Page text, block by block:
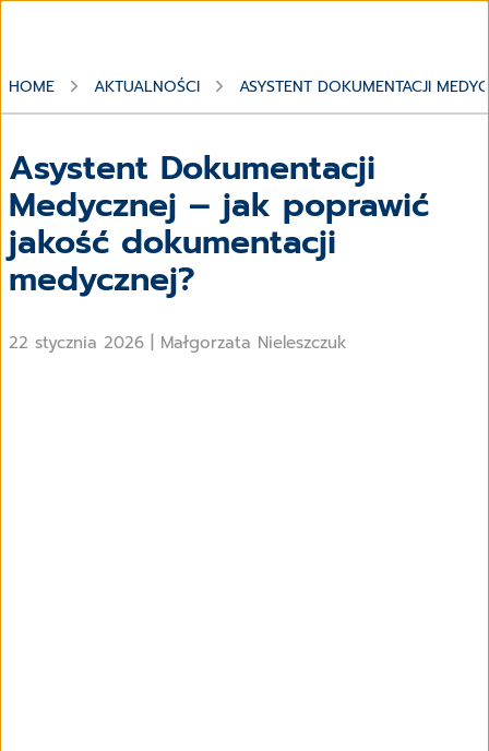
HOME AKTUALNOŚCI ASYSTENT DOKUMENTACJI
Asystent Dokumentacji
Medycznej – jak poprawić
jakość dokumentacji
medycznej?
22 stycznia 2026 Małgorzata Nieleszczuk